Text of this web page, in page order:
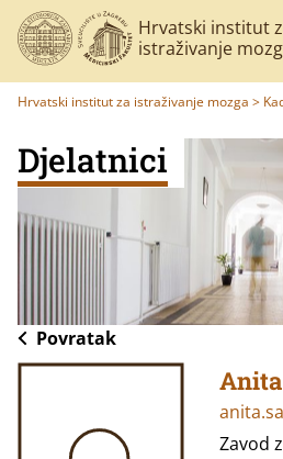
Hrvatski institut
istraživanje
Hrvatski institut za istraživanje mozga >
Djelatnici
Povratak
Zavod